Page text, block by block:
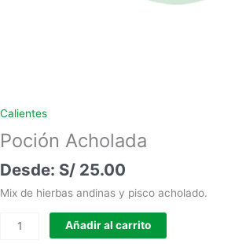
Calientes
Poción Acholada
S/ 25.00
Mix de hierbas andinas y pisco acholado.
Añadir al carrito